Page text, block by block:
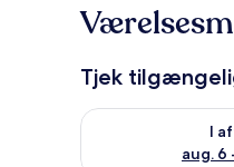
Tjek
I
aug. 6
Tjek